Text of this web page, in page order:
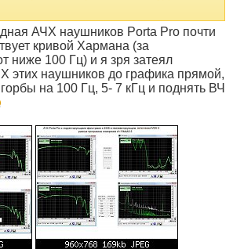
АЧХ наушников Porta Pro почти
кривой Хармана (за
ниже 100 Гц) и я зря затеял
этих наушников до графика прямой,
на 100 Гц, 5- 7 кГц и поднять ВЧ